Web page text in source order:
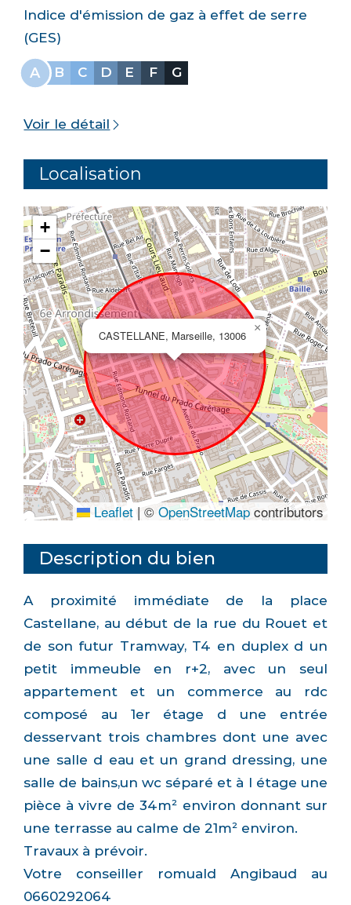
Indice d'émission de gaz à effet de serre
(GES)
A B C D E F G
Voir le détail
Localisation
CASTELLANE, Marseille, 13006
×
+
−
Leaflet | © OpenStreetMapcontributors
Description du bien
A proximité immédiate de la place
Castellane, au début de la rue du Rouet et
de son futur Tramway, T4 en duplex d un
petit immeuble en r+2, avec un seul
appartement et un commerce au rdc
composé au 1er étage d une entrée
desservant trois chambres dont une avec
une salle d eau et un grand dressing, une
salle de bains,un wc séparé et à l étage une
pièce à vivre de 34m² environ donnant sur
une terrasse au calme de 21m² environ.
Travaux à prévoir.
Votre conseiller romuald Angibaud au
0660292064